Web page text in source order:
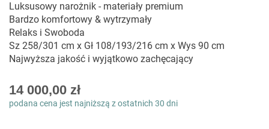
na
początek
galerii
Luksusowy narożnik - materiały premium
Bardzo komfortowy & wytrzymały
Relaks i Swoboda
Sz 258/301 cm x Gł 108/193/216 cm x Wys 90 cm
Najwyższa jakość i wyjątkowo zachęcający
As
low
14 000,00 zł
podana cena jest najniższą z ostatnich 30 dni